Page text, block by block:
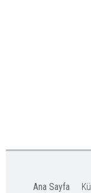
Ana Sayfa